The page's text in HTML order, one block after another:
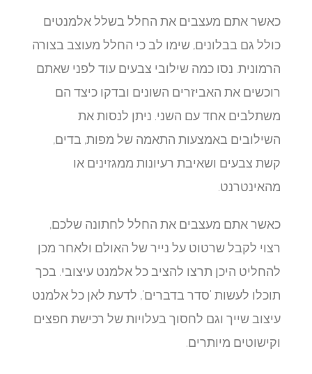
כאשר אתם מעצבים את החלל בשלל אלמנטים
כולל גם בבלונים, שימו לב כי החלל מעוצב בצורה
הרמונית. נסו כמה שילובי צבעים עוד לפני שאתם
רוכשים את האביזרים השונים ובדקו כיצד הם
משתלבים אחד עם השני. ניתן לנסות את
השילובים באמצעות התאמה של מפות, בדים,
קשת צבעים ושאיבת רעיונות ממגזינים או
מהאינטרנט.
כאשר אתם מעצבים את החלל לחתונה שלכם,
רצוי לקבל שרטוט על נייר של האולם ולאחר מכן
להחליט היכן תרצו להציב כל אלמנט עיצובי. בכך
תוכלו לעשות 'סדר בדברים', לדעת לאן כל אלמנט
עיצוב שייך וגם לחסוך בעלויות של רכישת חפצים
וקישוטים מיותרים.